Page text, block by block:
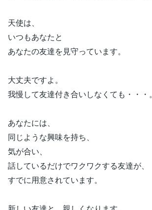
天使は、
いつもあなたと
あなたの友達を見守っています。
大丈夫ですよ。
我慢して友達付き合いしなくても・・・。
あなたには、
同じような興味を持ち、
気が合い、
話しているだけでワクワクする友達が、
すでに用意されています。